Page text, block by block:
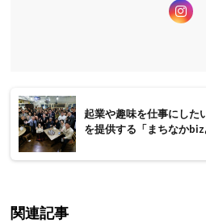
起業や趣味を仕事にした
を提供する「まちなかbiz
関連記事